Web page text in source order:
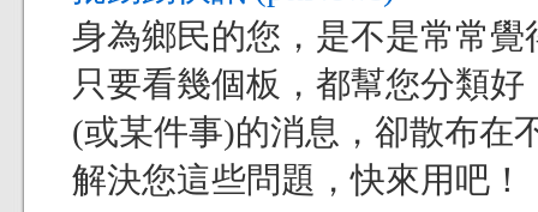
身為鄉民的您，是不是常常
只要看幾個板，都幫您分類
(或某件事)的消息，卻散布在
解決您這些問題，快來用吧！